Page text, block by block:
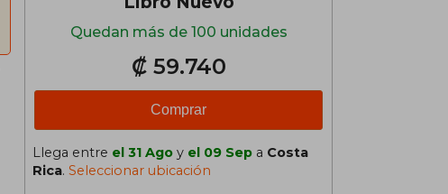
Quedan más de 100 unidades
₡ 59.740
Comprar
Llega entre el 31 Ago y el 09 Sep a Costa
Rica. Seleccionar ubicación